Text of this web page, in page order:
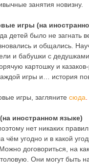
занятия новизну.
игры (на
детей было не
и общались.
и бабушки с
картошку и
игры и… история
игры, загляните сюда
иностранном языке)
нет никаких
чём угодно и в какой
договориться, на
Они могут